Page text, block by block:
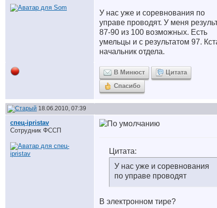
У нас уже и соревнования по
управе проводят. У меня
87-90 из 100 возможных. Есть
умельцы и с результатом 97.
начальник отдела.
В Минюст
Цитата
Спасибо
18.06.2010, 07:39
спец-ipristav
Сотрудник ФССП
Цитата:
У нас уже и соревнования
по управе проводят
В электронном тире?